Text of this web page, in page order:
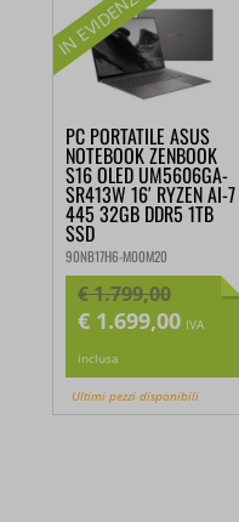
PC PORTATILE ASUS
NOTEBOOK ZENBOOK
S16 OLED UM5606GA-
SR413W 16′ RYZEN AI-7
445 32GB DDR5 1TB
SSD
90NB17H6-M00M20
€1.799,00
Il
prezzo
originale
era:
€ 1.699,00Il
attuale
è:
IVA
inclusa
Ultimi pezzi disponibili